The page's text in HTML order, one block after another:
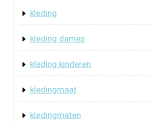
kleding
kleding dames
kleding kinderen
kledingmaat
kledingmaten